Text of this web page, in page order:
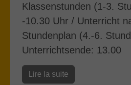
Klassenstunden (1-3.
-10.30 Uhr / Unterricht
Stundenplan (4.-6.
Unterrichtsende: 13.00
Lire la suite